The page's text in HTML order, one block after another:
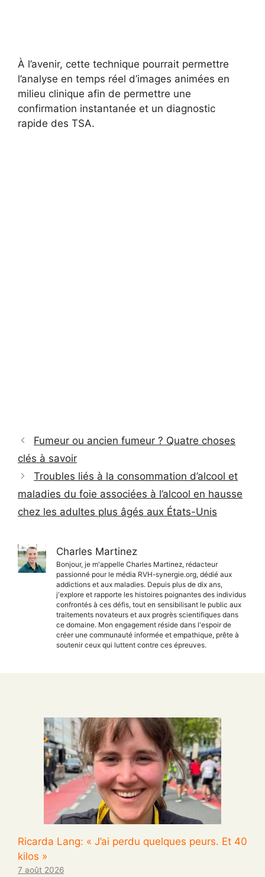
À l’avenir, cette technique pourrait permettre
l’analyse en temps réel d’images animées en
milieu clinique afin de permettre une
confirmation instantanée et un diagnostic
rapide des TSA.
Fumeur ou ancien fumeur ? Quatre choses
clés à savoir
Troubles liés à la consommation d’alcool et
maladies du foie associées à l’alcool en hausse
chez les adultes plus âgés aux États-Unis
Charles Martinez
Bonjour, je m'appelle Charles Martinez, rédacteur
passionné pour le média RVH-synergie.org, dédié aux
addictions et aux maladies. Depuis plus de dix ans,
j'explore et rapporte les histoires poignantes des individus
confrontés à ces défis, tout en sensibilisant le public aux
traitements novateurs et aux progrès scientifiques dans
ce domaine. Mon engagement réside dans l'espoir de
créer une communauté informée et empathique, prête à
soutenir ceux qui luttent contre ces épreuves.
Ricarda Lang: « J’ai perdu quelques peurs. Et 40
kilos »
7 août 2026